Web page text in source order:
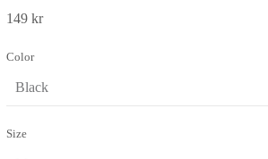
149 kr
Color
Size